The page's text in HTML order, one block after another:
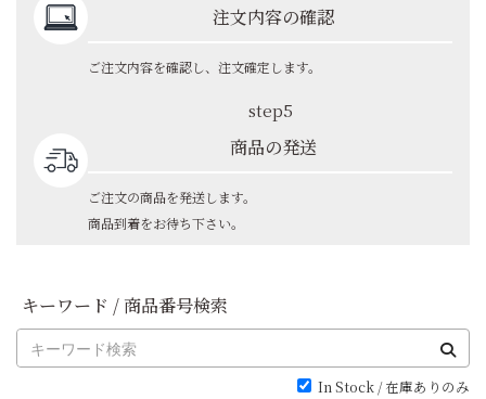
注文内容の確認
ご注文内容を確認し、注文確定します。
step5
商品の発送
ご注文の商品を発送します。
商品到着をお待ち下さい。
キーワード / 商品番号検索
In Stock / 在庫ありのみ